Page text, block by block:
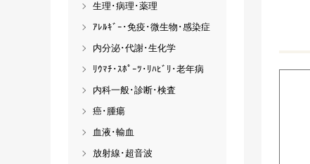
生理･病理･薬理
ｱﾚﾙｷﾞｰ･免疫･微生物･感染症
内分泌･代謝･生化学
ﾘｳﾏﾁ･ｽﾎﾟｰﾂ･ﾘﾊﾋﾞﾘ･老年病
内科一般･診断･検査
癌･腫瘍
血液･輸血
放射線･超音波